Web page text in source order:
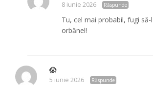
8 iunie 2026 Răspunde
Tu, cel mai probabil, fugi să-
orbănel!
😱
5 iunie 2026 Răspunde